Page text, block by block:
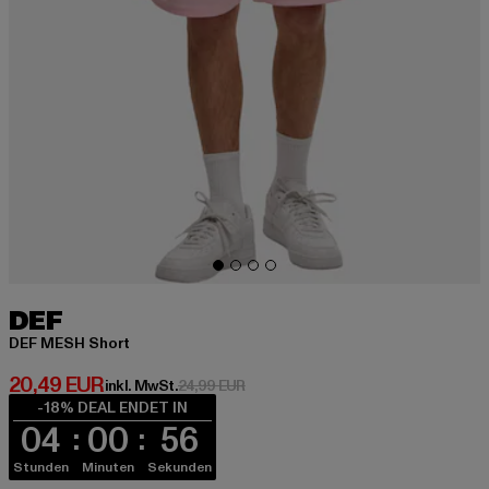
DEF
DEF MESH Short
20,49 EUR
Derzeitiger Preis: 20,49 EUR
inkl. MwSt.24,99 EURAktionspreis: 24,99 EUR
-18% DEAL ENDET IN
04
Stunden
00
Minuten
56
Sekunden